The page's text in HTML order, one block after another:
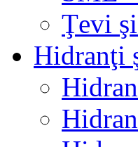
Ţevi
Hidranţi